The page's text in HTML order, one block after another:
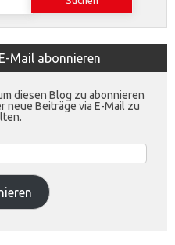
Mail abonnieren
diesen Blog zu abonnieren
neue Beiträge via E-Mail zu